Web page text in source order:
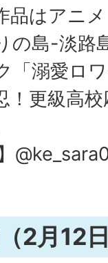
品はアニ
の島-淡
「溺愛ロ
！更級高
2月12日